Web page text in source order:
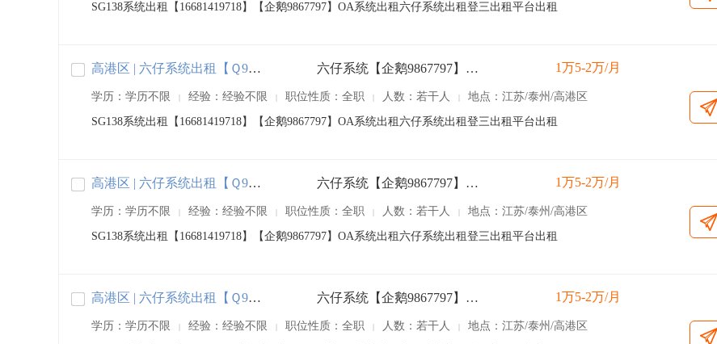
SG138系统出租【16681419718】【企鹅9867797】OA系统出租六仔系统出租登三出租平台出租
高港区 | 六仔系统出租【Ｑ9867797】 六仔系统【企鹅9867797】出租 1万5-2万/月
学历：学历不限 | 经验：经验不限 | 职位性质：全职 | 人数：若干人 | 地点：江苏/泰州/高港区
SG138系统出租【16681419718】【企鹅9867797】OA系统出租六仔系统出租登三出租平台出租
高港区 | 六仔系统出租【Ｑ9867797】 六仔系统【企鹅9867797】出租 1万5-2万/月
学历：学历不限 | 经验：经验不限 | 职位性质：全职 | 人数：若干人 | 地点：江苏/泰州/高港区
SG138系统出租【16681419718】【企鹅9867797】OA系统出租六仔系统出租登三出租平台出租
高港区 | 六仔系统出租【Ｑ9867797】 六仔系统【企鹅9867797】出租 1万5-2万/月
学历：学历不限 | 经验：经验不限 | 职位性质：全职 | 人数：若干人 | 地点：江苏/泰州/高港区